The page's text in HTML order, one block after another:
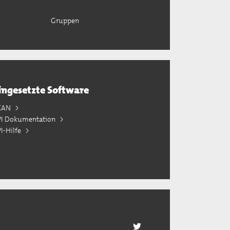
Gruppen
Software
Dokumentation
Hilfe